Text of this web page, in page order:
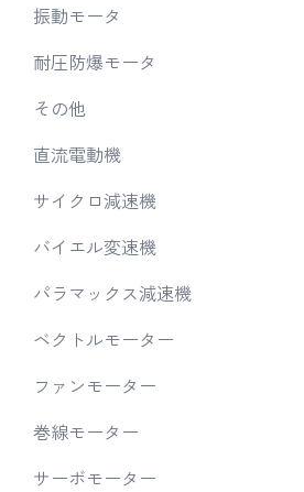
振動モータ
耐圧防爆モータ
その他
直流電動機
サイクロ減速機
バイエル変速機
パラマックス減速機
ベクトルモーター
ファンモーター
巻線モーター
サーボモーター